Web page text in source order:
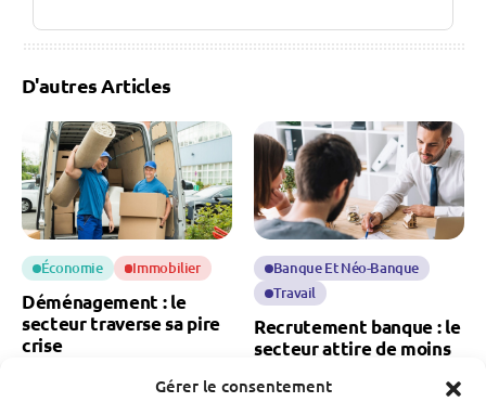
Gérer le consentement
D'autres Articles
Économie Immobilier
Déménagement : le
secteur traverse sa pire
crise
Banque Et Néo-Banque
Travail
Recrutement banque : le
secteur attire de moins